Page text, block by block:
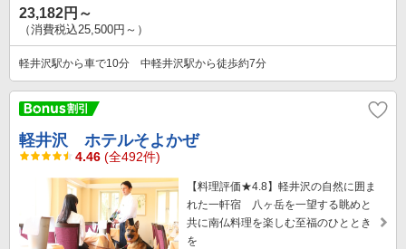
23,182円～
（消費税込25,500円～）
軽井沢駅から車で10分 中軽井沢駅から徒歩約7分
軽井沢 ホテルそよかぜ
4.46 (全492件)
【料理評価★4.8】軽井沢の自然に囲ま
れた一軒宿 八ヶ岳を一望する眺めと
共に南仏料理を楽しむ至福のひととき
を